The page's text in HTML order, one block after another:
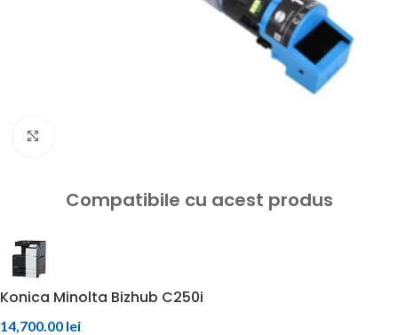
Compatibile cu acest produs
Konica Minolta Bizhub C250i
14,700.00 lei